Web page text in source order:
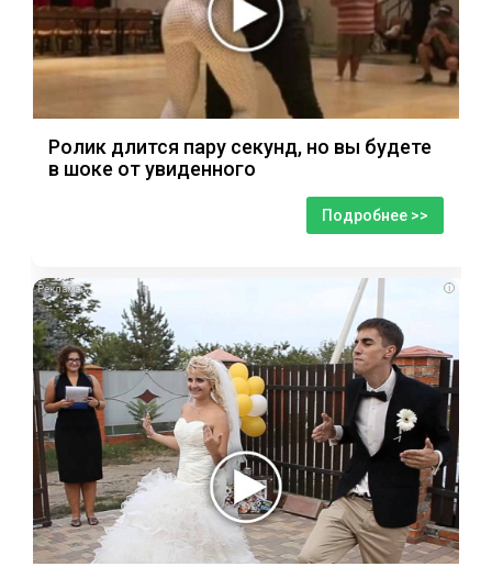
Ролик длится пару секунд, но вы будете
в шоке от увиденного
Подробнее >>
i